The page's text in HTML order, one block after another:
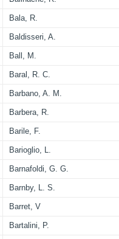
Bala, R.
Baldisseri, A.
Ball, M.
Baral, R. C.
Barbano, A. M.
Barbera, R.
Barile, F.
Barioglio, L.
Barnafoldi, G. G.
Barnby, L. S.
Barret, V
Bartalini, P.